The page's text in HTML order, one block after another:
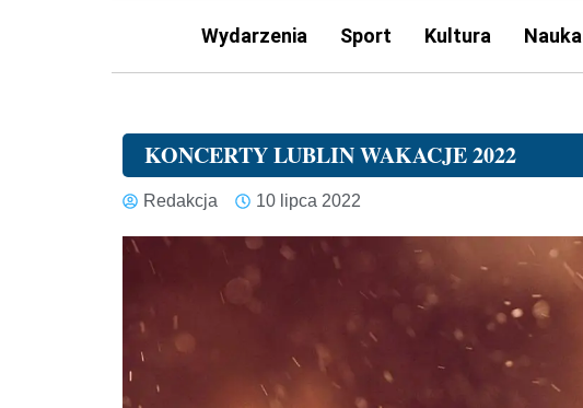
Wydarzenia Sport Kultura Nauka
KONCERTY LUBLIN WAKACJE 2022
Redakcja 10 lipca 2022